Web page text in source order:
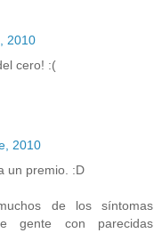
2010
cero! :(
2010
un premio. :D
de los síntomas
gente con parecidas